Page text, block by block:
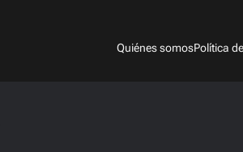
Quiénes somosPolítica